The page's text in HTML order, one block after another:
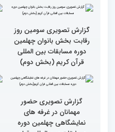
بالاترین سطح برگزاری
مسابقات قرآن را در ایران
شاهد بودم
گزارش تصویری سومین روز
رقابت بخش بانوان چهلمین
دوره مسابقات بین المللی
قرآن کریم (بخش دوم)